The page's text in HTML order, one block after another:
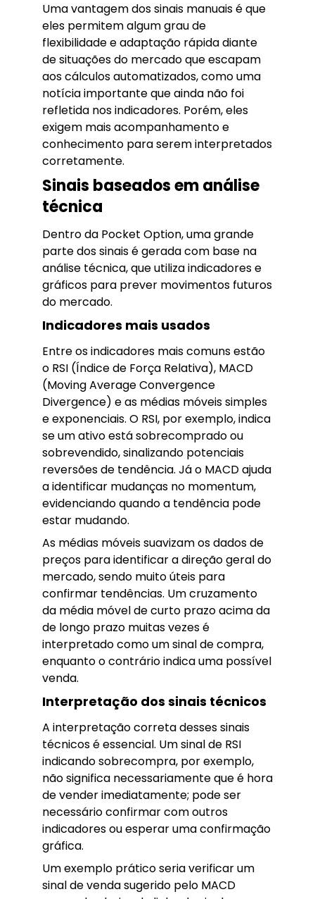
Uma vantagem dos sinais manuais é que
eles permitem algum grau de
flexibilidade e adaptação rápida diante
de situações do mercado que escapam
aos cálculos automatizados, como uma
notícia importante que ainda não foi
refletida nos indicadores. Porém, eles
exigem mais acompanhamento e
conhecimento para serem interpretados
corretamente.
Sinais baseados em análise
técnica
Dentro da Pocket Option, uma grande
parte dos sinais é gerada com base na
análise técnica, que utiliza indicadores e
gráficos para prever movimentos futuros
do mercado.
Indicadores mais usados
Entre os indicadores mais comuns estão
o RSI (Índice de Força Relativa), MACD
(Moving Average Convergence
Divergence) e as médias móveis simples
e exponenciais. O RSI, por exemplo, indica
se um ativo está sobrecomprado ou
sobrevendido, sinalizando potenciais
reversões de tendência. Já o MACD ajuda
a identificar mudanças no momentum,
evidenciando quando a tendência pode
estar mudando.
As médias móveis suavizam os dados de
preços para identificar a direção geral do
mercado, sendo muito úteis para
confirmar tendências. Um cruzamento
da média móvel de curto prazo acima da
de longo prazo muitas vezes é
interpretado como um sinal de compra,
enquanto o contrário indica uma possível
venda.
Interpretação dos sinais técnicos
A interpretação correta desses sinais
técnicos é essencial. Um sinal de RSI
indicando sobrecompra, por exemplo,
não significa necessariamente que é hora
de vender imediatamente; pode ser
necessário confirmar com outros
indicadores ou esperar uma confirmação
gráfica.
Um exemplo prático seria verificar um
sinal de venda sugerido pelo MACD